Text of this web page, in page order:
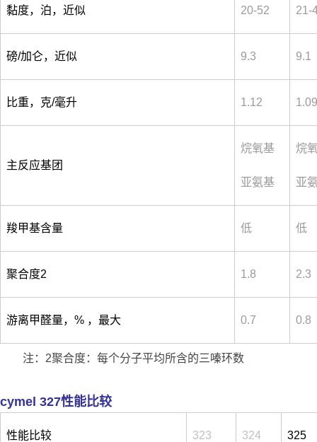
黏度，泊，近似 20-52 21-
磅/加仑，近似 9.3 9.1
比重，克/毫升 1.12 1.09
主反应基团
烷氧基
亚氨基
烷
亚
羧甲基含量 低 低
聚合度2 1.8 2.3
游离甲醛量，% ，最大 0.7 0.8
注：2聚合度：每个分子平均所含的三嗪环数
cymel 327性能比较
性能比较 323 324 325